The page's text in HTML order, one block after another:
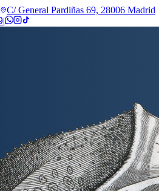
C/ General Pardiñas 69, 28006 Madrid
|